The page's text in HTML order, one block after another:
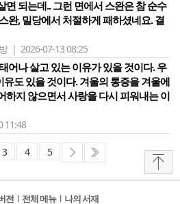
면 되는데.. 그런 면에서 스완은 참 순수
완, 밀당에서 처절하게 패하셨네요. 결
| 2026-07-13 08:25
어나 살고 있는 이유가 있을 것이다. 우
도 있을 것이다. 겨울의 통증을 겨울에
하지 않으면서 사랑을 다시 피워내는 이
11:48
3 4 5
전 l 전체 메뉴 l 나의 서재